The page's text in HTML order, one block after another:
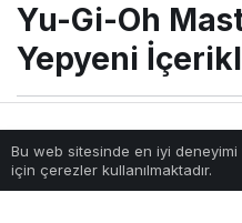
Yu-Gi-Oh
Yepyeni
Sağlıklı.Org
12 Eylül 2022, 14:10
221
Bu web sitesinde en iyi deneyimi
için çerezler kullanılmaktadır.
Anasayfa Akış